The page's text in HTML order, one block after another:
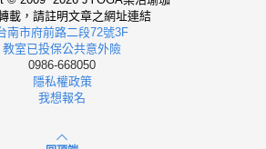
載，請註明文章之網址連結
南市府前路二段72號3F
教室已投保公共意外險
0986-668050
隱私權政策
我想報名